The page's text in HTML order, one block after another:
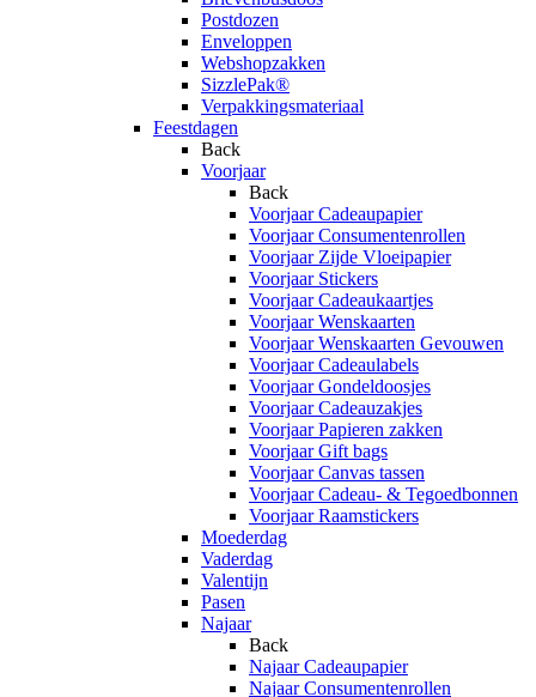
Postdozen
Enveloppen
Webshopzakken
SizzlePak®
Verpakkingsmateriaal
Feestdagen
Back
Voorjaar
Back
Voorjaar Cadeaupapier
Voorjaar Consumentenrollen
Voorjaar Zijde Vloeipapier
Voorjaar Stickers
Voorjaar Cadeaukaartjes
Voorjaar Wenskaarten
Voorjaar Wenskaarten Gevouwen
Voorjaar Cadeaulabels
Voorjaar Gondeldoosjes
Voorjaar Cadeauzakjes
Voorjaar Papieren zakken
Voorjaar Gift bags
Voorjaar Canvas tassen
Voorjaar Cadeau- & Tegoedbonnen
Voorjaar Raamstickers
Moederdag
Vaderdag
Valentijn
Pasen
Najaar
Back
Najaar Cadeaupapier
Najaar Consumentenrollen